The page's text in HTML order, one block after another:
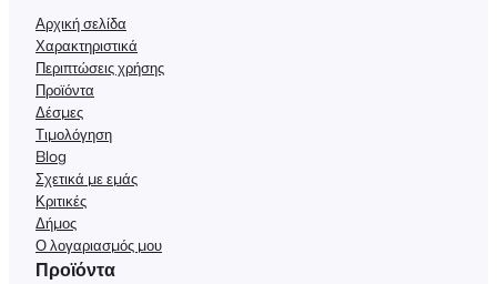
Αρχική σελίδα
Χαρακτηριστικά
Περιπτώσεις χρήσης
Προϊόντα
Δέσμες
Τιμολόγηση
Blog
Σχετικά με εμάς
Κριτικές
Δήμος
Ο λογαριασμός μου
Προϊόντα